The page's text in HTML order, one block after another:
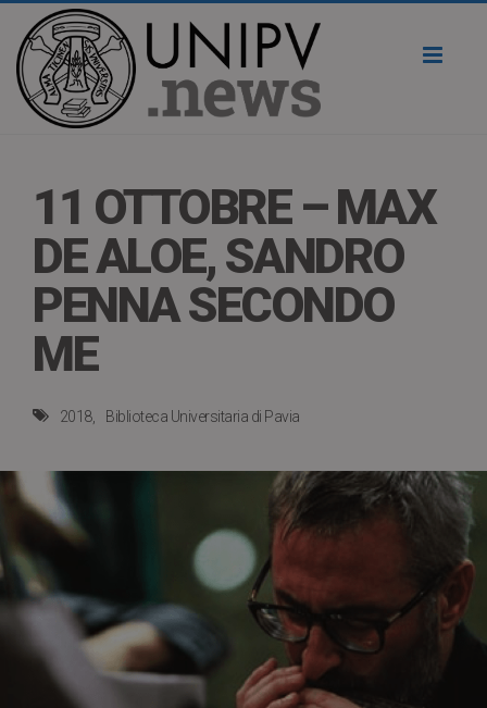
11 OTTOBRE – MAX
DE ALOE, SANDRO
PENNA SECONDO
ME
2018 Biblioteca Universitaria di Pavia